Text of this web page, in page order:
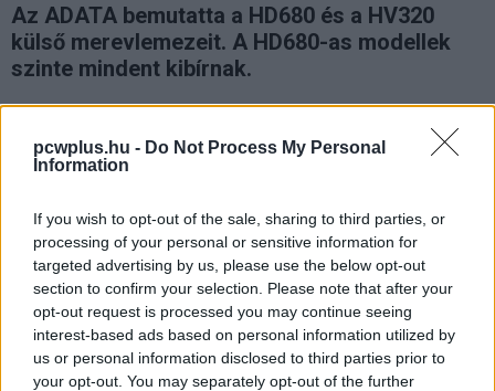
pcwplus.hu - Do Not Process My Personal
Information
If you wish to opt-out of the sale, sharing to third parties, or
processing of your personal or sensitive information for
targeted advertising by us, please use the below opt-out
section to confirm your selection. Please note that after your
opt-out request is processed you may continue seeing
interest-based ads based on personal information utilized by
us or personal information disclosed to third parties prior to
your opt-out. You may separately opt-out of the further
Az ADATA bemutatta a HD680 és a HV320
külső merevlemezeit. A HD680-as modellek
szinte mindent kibírnak.
Az ADATA legújabb külső merevlemezit a HD680-as és a
igen komoly védelemmel rendelkeznek, így szinte
mindent kibírnak. A HV320 eközben a hordozhatóság
jegyében készült, mindegyik modell stílusos és lapos
kialakítást kapott, akár 5 TB-os kapacitással.